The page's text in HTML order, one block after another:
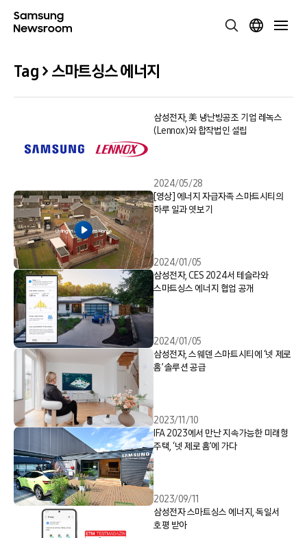
Tag > 스마트싱스 에너지
삼성전자, 美 냉난방공조 기업 레녹스
(Lennox)와 합작법인 설립
2024/05/28
[영상] 에너지 자급자족 스마트시티의
하루 일과 엿보기
2024/01/05
삼성전자, CES 2024서 테슬라와
스마트싱스 에너지 협업 공개
2024/01/05
삼성전자, 스웨덴 스마트시티에 ‘넷 제로
홈’ 솔루션 공급
2023/11/10
IFA 2023에서 만난 지속가능한 미래형
주택, ‘넷 제로 홈’에 가다
2023/09/11
삼성전자 스마트싱스 에너지, 독일서
호평 받아